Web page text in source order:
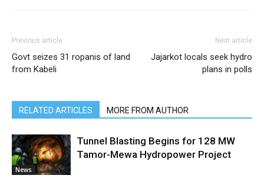
Previous article
Govt seizes 31 ropanis of land
from Kabeli
Next article
Jajarkot locals seek hydro
plans in polls
RELATED ARTICLES MORE FROM AUTHOR
News
Tunnel Blasting Begins for 128 MW
Tamor-Mewa Hydropower Project